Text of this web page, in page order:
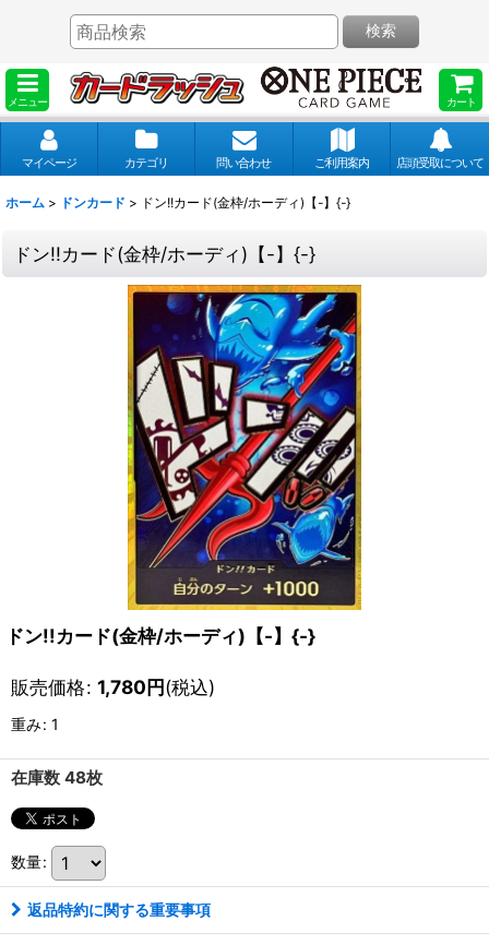
メニュー カート
検索
マイページ カテゴリ 問い合わせ ご利用案内 店頭受取について
ホーム > ドンカード > ドン!!カード(金枠/ホーディ)【-】{-}
ドン!!カード(金枠/ホーディ)【-】{-}
ドン!!カード(金枠/ホーディ)【-】{-}
販売価格: 1,780円(税込)
重み: 1
在庫数 48枚
数量:
返品特約に関する重要事項